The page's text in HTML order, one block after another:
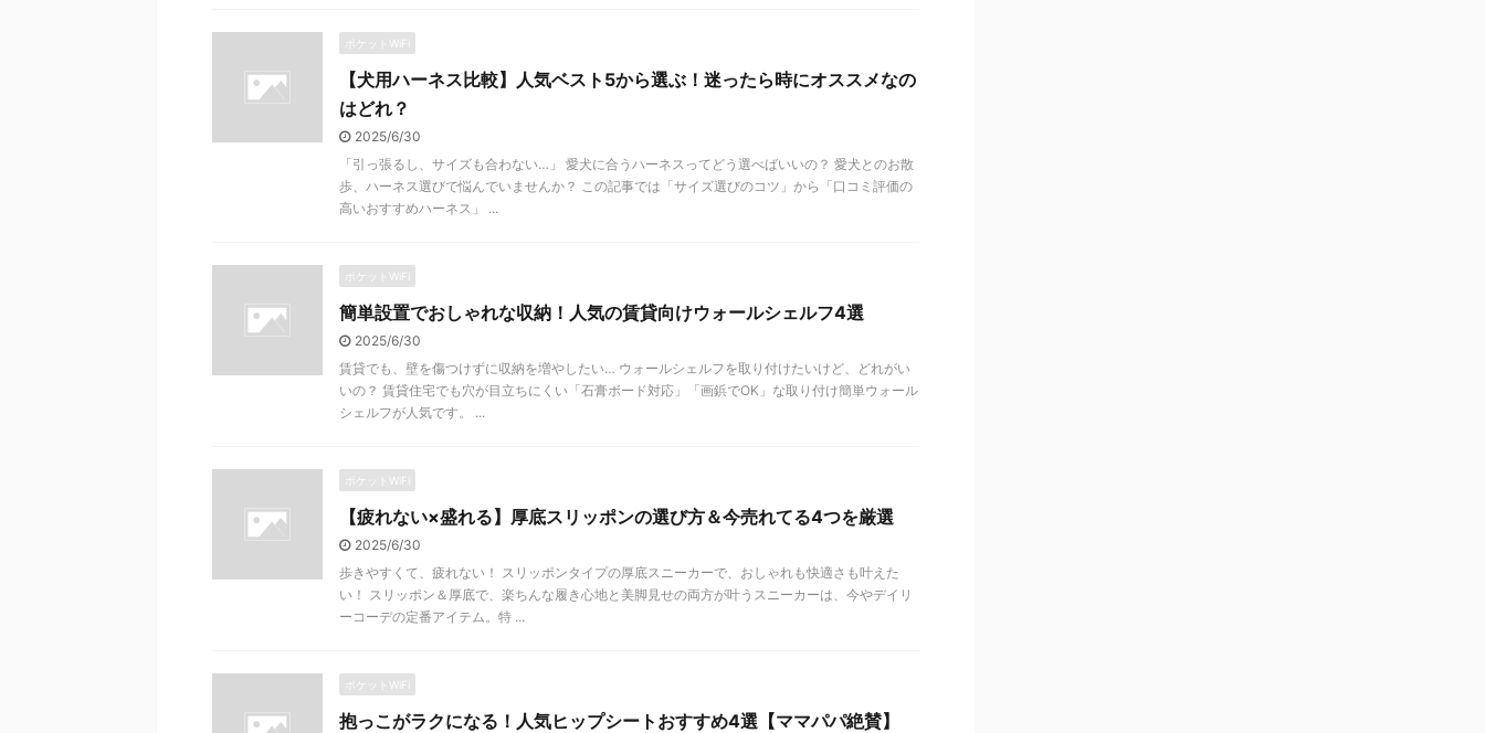
ポケットWiFi
【犬用ハーネス比較】人気ベスト5から選ぶ！迷ったら時にオススメなの
はどれ？
2025/6/30
「引っ張るし、サイズも合わない…」 愛犬に合うハーネスってどう選べばいいの？ 愛犬とのお散
歩、ハーネス選びで悩んでいませんか？ この記事では「サイズ選びのコツ」から「口コミ評価の
高いおすすめハーネス」 ...
ポケットWiFi
簡単設置でおしゃれな収納！人気の賃貸向けウォールシェルフ4選
2025/6/30
賃貸でも、壁を傷つけずに収納を増やしたい… ウォールシェルフを取り付けたいけど、どれがい
いの？ 賃貸住宅でも穴が目立ちにくい「石膏ボード対応」「画鋲でOK」な取り付け簡単ウォール
シェルフが人気です。 ...
ポケットWiFi
【疲れない×盛れる】厚底スリッポンの選び方＆今売れてる4つを厳選
2025/6/30
歩きやすくて、疲れない！ スリッポンタイプの厚底スニーカーで、おしゃれも快適さも叶えた
い！ スリッポン＆厚底で、楽ちんな履き心地と美脚見せの両方が叶うスニーカーは、今やデイリ
ーコーデの定番アイテム。特 ...
ポケットWiFi
抱っこがラクになる！人気ヒップシートおすすめ4選【ママパパ絶賛】